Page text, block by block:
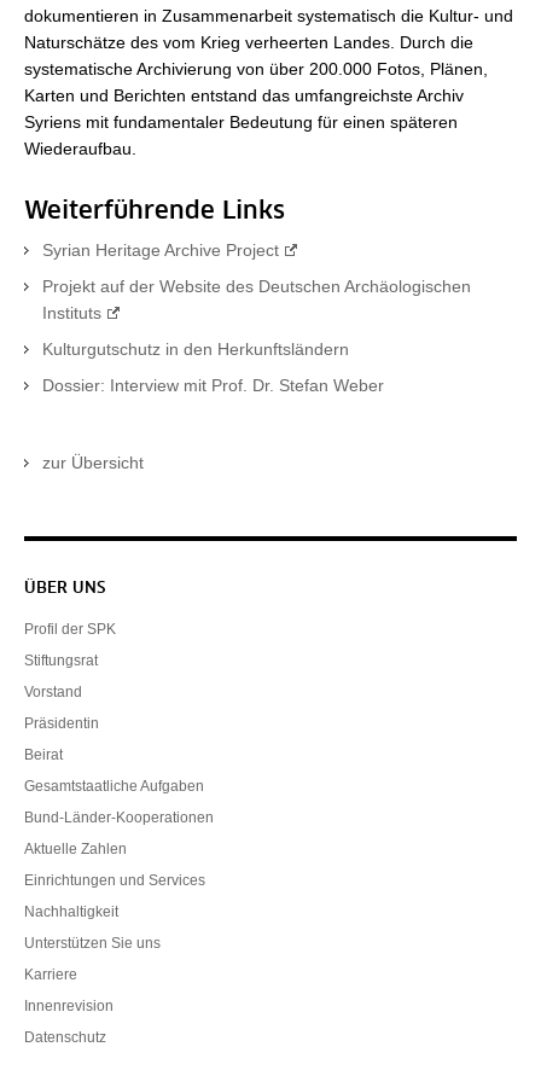
dokumentieren in Zusammenarbeit systematisch die Kultur- und
Naturschätze des vom Krieg verheerten Landes. Durch die
systematische Archivierung von über 200.000 Fotos, Plänen,
Karten und Berichten entstand das umfangreichste Archiv
Syriens mit fundamentaler Bedeutung für einen späteren
Wiederaufbau.
Weiterführende Links
Syrian Heritage Archive Project
Projekt auf der Website des Deutschen Archäologischen
Instituts
Kulturgutschutz in den Herkunftsländern
Dossier: Interview mit Prof. Dr. Stefan Weber
zur Übersicht
Servicenavigation
ÜBER UNS
Profil der SPK
Stiftungsrat
Vorstand
Präsidentin
Beirat
Gesamtstaatliche Aufgaben
Bund-Länder-Kooperationen
Aktuelle Zahlen
Einrichtungen und Services
Nachhaltigkeit
Unterstützen Sie uns
Karriere
Innenrevision
Datenschutz